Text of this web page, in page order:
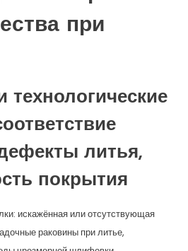
при
технологические
литья,
покрытия
искажённая или отсутствующая
раковины при литье,